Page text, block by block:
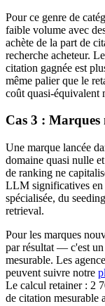
Pour ce genre de
faible volume avec
achète de la part de
recherche acheteur.
citation gagnée est
même palier que le
coût quasi-équivalent
Cas 3 : Marques
Une marque lancée
domaine quasi nulle
de ranking ne
LLM significatives en
spécialisée, du
retrieval.
Pour les marques
par résultat — c'est
mesurable. Les
peuvent suivre notre
Le calcul retainer : 2
de citation mesurable